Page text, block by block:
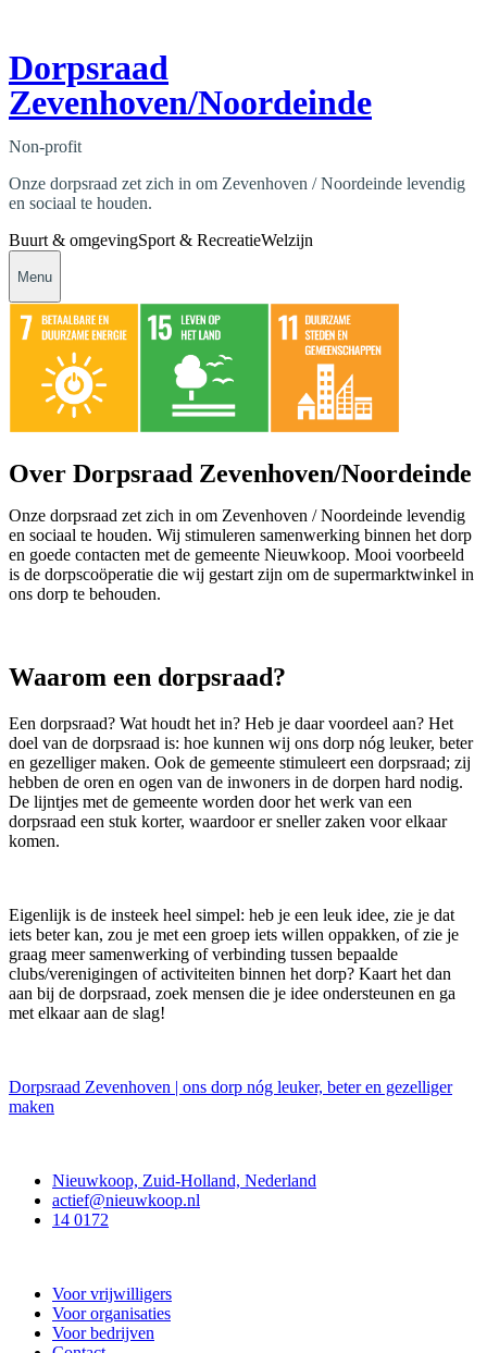
Dorpsraad
Zevenhoven/Noordeinde
Non-profit
Onze dorpsraad zet zich in om Zevenhoven / Noordeinde levendig
en sociaal te houden.
Buurt & omgevingSport & RecreatieWelzijn
Menu
Over Dorpsraad Zevenhoven/Noordeinde
Onze dorpsraad zet zich in om Zevenhoven / Noordeinde levendig
en sociaal te houden. Wij stimuleren samenwerking binnen het dorp
en goede contacten met de gemeente Nieuwkoop. Mooi voorbeeld
is de dorpscoöperatie die wij gestart zijn om de supermarktwinkel in
ons dorp te behouden.
Waarom een dorpsraad?
Een dorpsraad? Wat houdt het in? Heb je daar voordeel aan? Het
doel van de dorpsraad is: hoe kunnen wij ons dorp nóg leuker, beter
en gezelliger maken. Ook de gemeente stimuleert een dorpsraad; zij
hebben de oren en ogen van de inwoners in de dorpen hard nodig.
De lijntjes met de gemeente worden door het werk van een
dorpsraad een stuk korter, waardoor er sneller zaken voor elkaar
komen.
Eigenlijk is de insteek heel simpel: heb je een leuk idee, zie je dat
iets beter kan, zou je met een groep iets willen oppakken, of zie je
graag meer samenwerking of verbinding tussen bepaalde
clubs/verenigingen of activiteiten binnen het dorp? Kaart het dan
aan bij de dorpsraad, zoek mensen die je idee ondersteunen en ga
met elkaar aan de slag!
Dorpsraad Zevenhoven | ons dorp nóg leuker, beter en gezelliger
maken
Nieuwkoop, Zuid-Holland, Nederland
actief@nieuwkoop.nl
14 0172
Voor vrijwilligers
Voor organisaties
Voor bedrijven